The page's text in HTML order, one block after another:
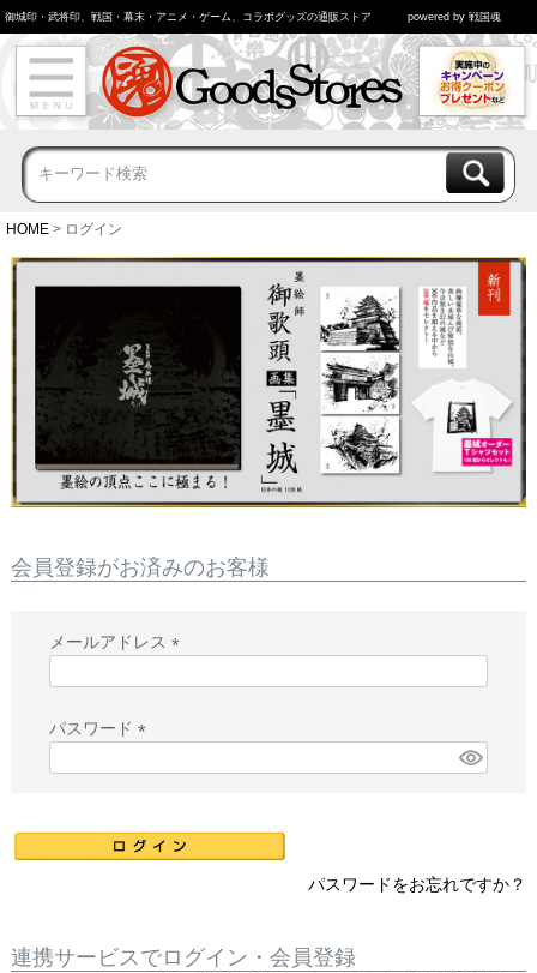
御城印・武将印、戦国・幕末・アニメ・ゲーム、コラボグッズの通販ストア powered by 戦国魂
HOME ログイン
会員登録がお済みのお客様
メールアドレス
)
パスワード
)
パスワードをお忘れですか？
連携サービスでログイン・会員登録